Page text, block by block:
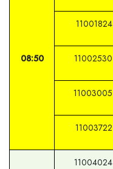
08:50
11001824
11002530
11003005
11003722
11004024